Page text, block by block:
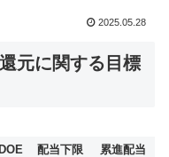
2025.05.28
元に関する目標
DOE 配当下限
累進配当